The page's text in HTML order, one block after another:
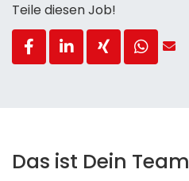
Teile diesen Job!
Das ist Dein Team